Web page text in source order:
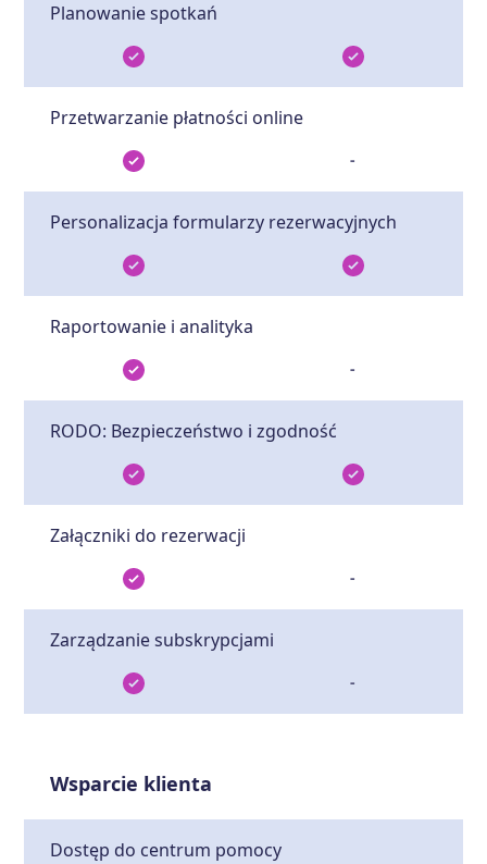
Planowanie spotkań
Przetwarzanie płatności online
-
Personalizacja formularzy rezerwacyjnych
Raportowanie i analityka
-
RODO: Bezpieczeństwo i zgodność
Załączniki do rezerwacji
-
Zarządzanie subskrypcjami
-
Wsparcie klienta
Dostęp do centrum pomocy